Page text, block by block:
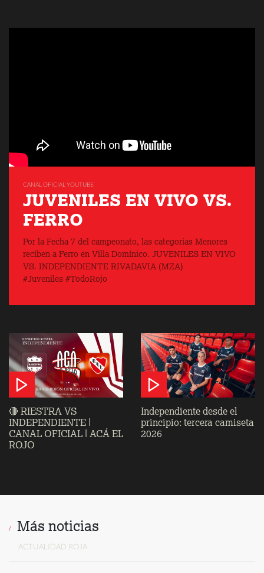
CANAL OFICIAL YOUTUBE
JUVENILES EN VIVO VS.
FERRO
Por la Fecha 7 del campeonato, las categorías Menores
reciben a Ferro en Villa Domínico. JUVENILES EN VIVO
VS. INDEPENDIENTE RIVADAVIA (MZA)
#Juveniles #TodoRojo
🔴 RIESTRA VS
INDEPENDIENTE |
CANAL OFICIAL | ACÁ EL
ROJO
Independiente desde el
principio: tercera camiseta
2026
Más noticias
ACTUALIDAD ROJA